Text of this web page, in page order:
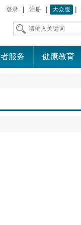
登录 | 注册 | 大众版 |
服务 健康教育